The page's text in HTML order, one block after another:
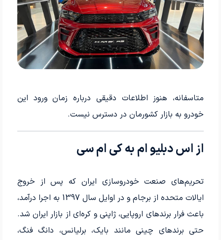
متاسفانه، هنوز اطلاعات دقیقی درباره زمان ورود این
خودرو به بازار کشورمان در دسترس نیست.
از اس دبلیو ام به کی ام سی
تحریم‌های صنعت خودروسازی ایران که پس از خروج
ایالات متحده از برجام و در اوایل سال 1397 به اجرا درآمد،
باعث فرار برندهای اروپایی، ژاپنی و کره‌ای از بازار ایران شد.
حتی برندهای چینی مانند بایک، برلیانس، دانگ فنگ،